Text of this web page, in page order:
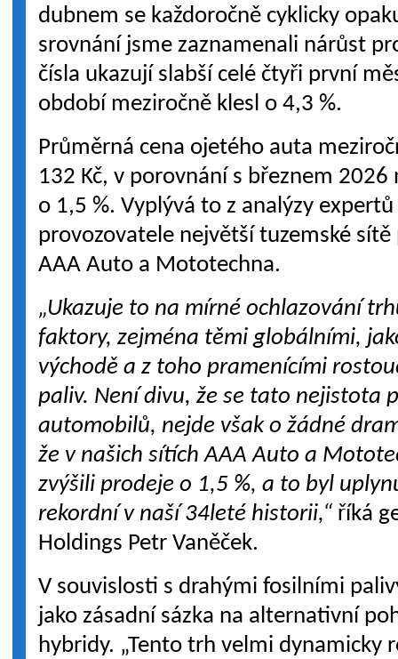
dubnem se každoročně cyklicky
srovnání jsme zaznamenali nárůst
čísla ukazují slabší celé čtyři první
období meziročně klesl o 4,3 %.
Průměrná cena ojetého auta
132 Kč, v porovnání s březnem
o 1,5 %. Vyplývá to z analýzy
provozovatele největší tuzemské
AAA Auto a Mototechna.
„Ukazuje to na mírné ochlazování
faktory, zejména těmi globálními,
východě a z toho pramenícími
paliv. Není divu, že se tato nejistota
automobilů, nejde však o žádné
že v našich sítích AAA Auto a
zvýšili prodeje o 1,5 %, a to byl
rekordní v naší 34leté historii,“ říká
Holdings Petr Vaněček.
V souvislosti s drahými fosilními
jako zásadní sázka na alternativní
hybridy. „Tento trh velmi dynamicky